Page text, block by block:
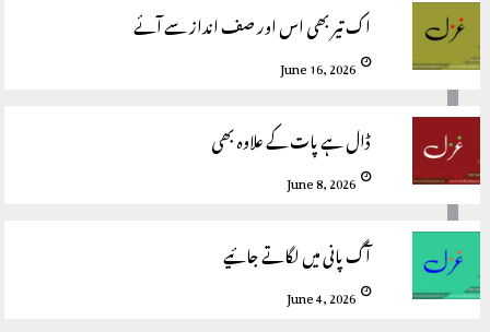
اک تیر بھی اس اور صف انداز سے آئے
June 16, 2026
ڈال ہے پات کے علاوہ بھی
June 8, 2026
آگ پانی میں لگاتے جائیے
June 4, 2026